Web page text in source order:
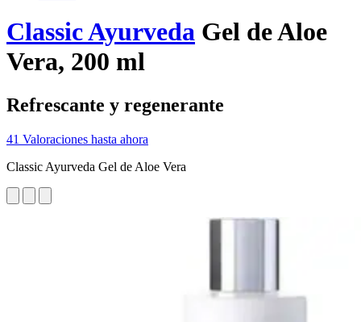
Classic Ayurveda Gel de Aloe
Vera, 200 ml
Refrescante y regenerante
41 Valoraciones hasta ahora
Classic Ayurveda Gel de Aloe Vera